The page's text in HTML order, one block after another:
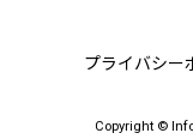
プライバシー
Copyright ©